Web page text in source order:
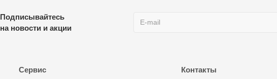
Подписывайтесь
на новости и акции
Сервис Контакты